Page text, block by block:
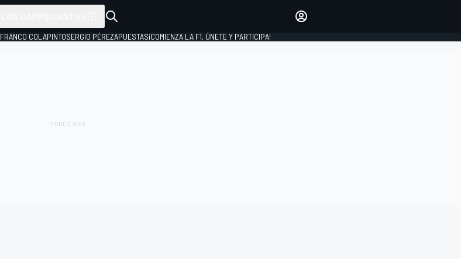
INICIAR SESIÓN
FRANCO COLAPINTOSERGIO PÉREZAPUESTAS¡COMIENZA LA F1, ÚNETE Y PARTICIPA!